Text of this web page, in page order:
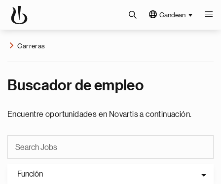
Candean
Carreras
Buscador de empleo
Encuentre oportunidades en Novartis a continuación.
Función